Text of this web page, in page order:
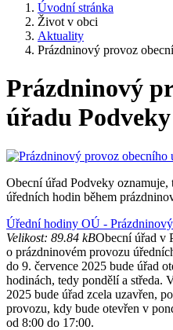
Úvodní stránka
Život v obci
Aktuality
Prázdninový provoz
Prázdninový
úřadu Podveky
Obecní úřad Podveky oznamuje,
úředních hodin během
Úřední hodiny OÚ -
Velikost: 89.84 kBObecní úřad v
o prázdninovém provozu
do 9. července 2025 bude úřad
hodinách, tedy pondělí a středa.
2025 bude úřad zcela uzavřen,
provozu, kdy bude otevřen v
od 8:00 do 17:00.